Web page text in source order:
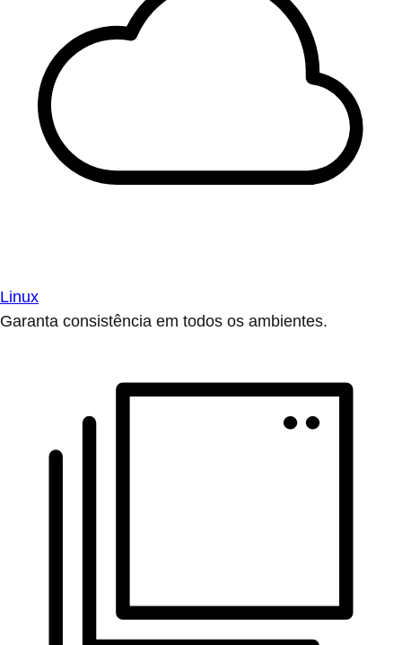
Linux
Garanta consistência em todos os ambientes.